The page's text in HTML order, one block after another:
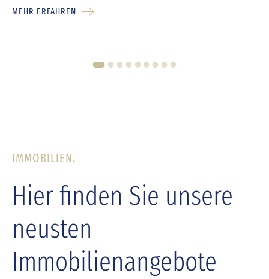
MEHR ERFAHREN
1 2 3 4 5 6 7 8 9
IMMOBILIEN.
Hier finden Sie unsere
neusten
Immobilienangebote